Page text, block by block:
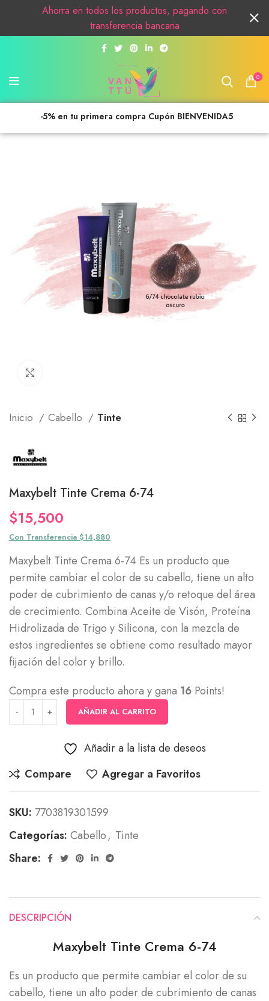
0
-5% en tu primera compra Cupón BIENVENIDA5
Inicio Cabello Tinte
Maxybelt Tinte Crema 6-74
$15,500
Con Transferencia $14,880
Maxybelt Tinte Crema 6-74 Es un producto que
permite cambiar el color de su cabello, tiene un alto
poder de cubrimiento de canas y/o retoque del área
de crecimiento. Combina Aceite de Visón, Proteína
Hidrolizada de Trigo y Silicona, con la mezcla de
estos ingredientes se obtiene como resultado mayor
fijación del color y brillo.
Compra este producto ahora y gana 16 Points!
AÑADIR AL CARRITO
Añadir a la lista de deseos
Compare
Agregar a Favoritos
SKU: 7703819301599
Categorías: Cabello, Tinte
Share:
DESCRIPCIÓN
Maxybelt Tinte Crema 6-74
Es un producto que permite cambiar el color de su
cabello, tiene un alto poder de cubrimiento de canas
Ahorra en todos los productos, pagando con
transferencia bancaria